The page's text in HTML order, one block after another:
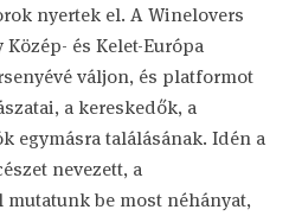
nyertek el. A Winelovers
és Kelet-Európa
váljon, és platformot
a kereskedők, a
egymásra találásának. Idén a
nevezett, a
be most néhányat,